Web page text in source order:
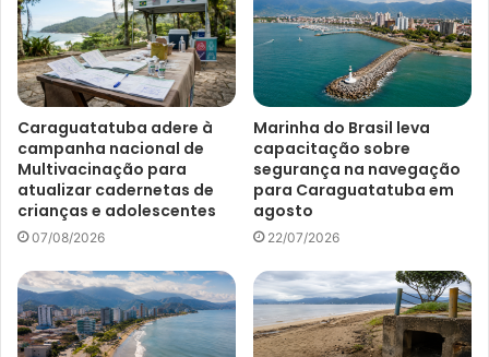
Caraguatatuba adere à
campanha nacional de
Multivacinação para
atualizar cadernetas de
crianças e adolescentes
07/08/2026
Marinha do Brasil leva
capacitação sobre
segurança na navegação
para Caraguatatuba em
agosto
22/07/2026